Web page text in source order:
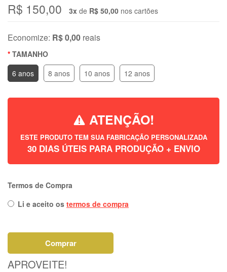
R$ 150,00 3x de R$ 50,00 nos cartões
Economize: R$ 0,00 reais
TAMANHO
6 anos
8 anos 10 anos 12 anos
ATENÇÃO!
ESTE PRODUTO TEM SUA FABRICAÇÃO PERSONALIZADA
30 DIAS ÚTEIS PARA PRODUÇÃO + ENVIO
Termos de Compra
Li e aceito os termos de compra
Comprar
APROVEITE!